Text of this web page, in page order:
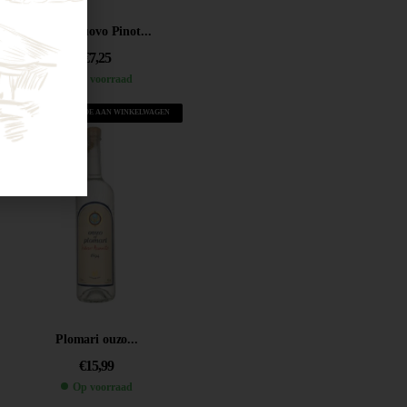
Castelnuovo Pinot...
€7,25
Op voorraad
VOEG TOE AAN WINKELWAGEN
Plomari ouzo...
€15,99
Op voorraad